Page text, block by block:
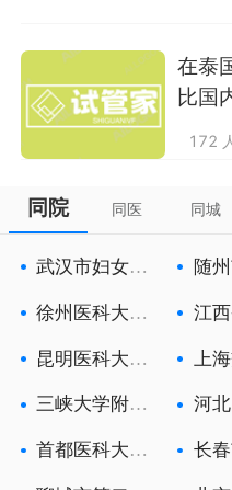
在泰
比国
172
同院 同医 同城
武汉市妇女儿
随
徐州医科大学
江
昆明医科大学
上
三峡大学附属
河
首都医科大学
长